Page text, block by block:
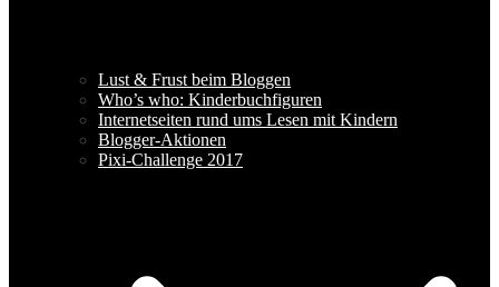
Lust & Frust beim Bloggen
Who’s who: Kinderbuchfiguren
Internetseiten rund ums Lesen mit Kindern
Blogger-Aktionen
Pixi-Challenge 2017